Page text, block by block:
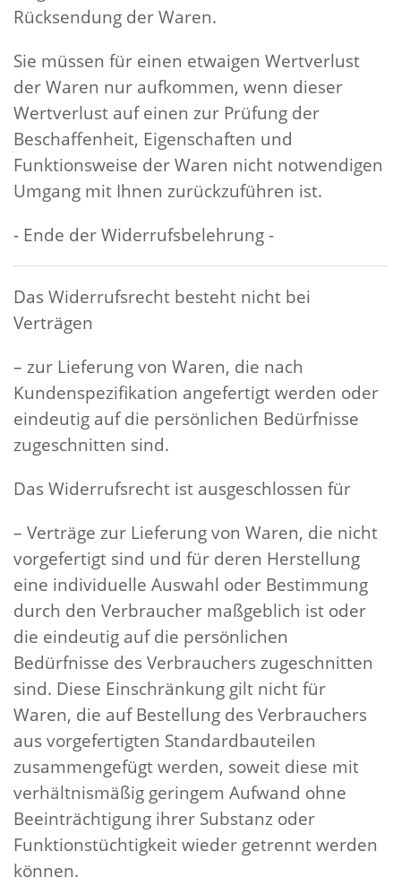
Rücksendung der Waren.
Sie müssen für einen etwaigen Wertverlust
der Waren nur aufkommen, wenn dieser
Wertverlust auf einen zur Prüfung der
Beschaffenheit, Eigenschaften und
Funktionsweise der Waren nicht notwendigen
Umgang mit Ihnen zurückzuführen ist.
- Ende der Widerrufsbelehrung -
Das Widerrufsrecht besteht nicht bei
Verträgen
– zur Lieferung von Waren, die nach
Kundenspezifikation angefertigt werden oder
eindeutig auf die persönlichen Bedürfnisse
zugeschnitten sind.
Das Widerrufsrecht ist ausgeschlossen für
– Verträge zur Lieferung von Waren, die nicht
vorgefertigt sind und für deren Herstellung
eine individuelle Auswahl oder Bestimmung
durch den Verbraucher maßgeblich ist oder
die eindeutig auf die persönlichen
Bedürfnisse des Verbrauchers zugeschnitten
sind. Diese Einschränkung gilt nicht für
Waren, die auf Bestellung des Verbrauchers
aus vorgefertigten Standardbauteilen
zusammengefügt werden, soweit diese mit
verhältnismäßig geringem Aufwand ohne
Beeinträchtigung ihrer Substanz oder
Funktionstüchtigkeit wieder getrennt werden
können.